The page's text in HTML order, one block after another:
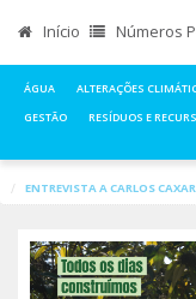
Início Números
ÁGUA ALTERAÇÕES
GESTÃO
RESÍDUOS E
ENTREVISTA A CARLOS